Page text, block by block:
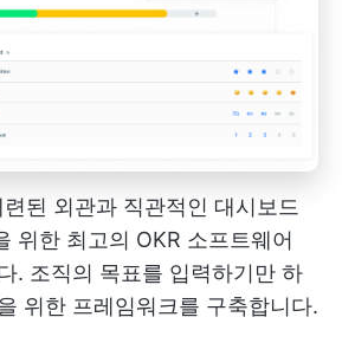
련된 외관과 직관적인 대시보드
위한 최고의 OKR 소프트웨어
. 조직의 목표를 입력하기만 하
위한 프레임워크를 구축합니다.